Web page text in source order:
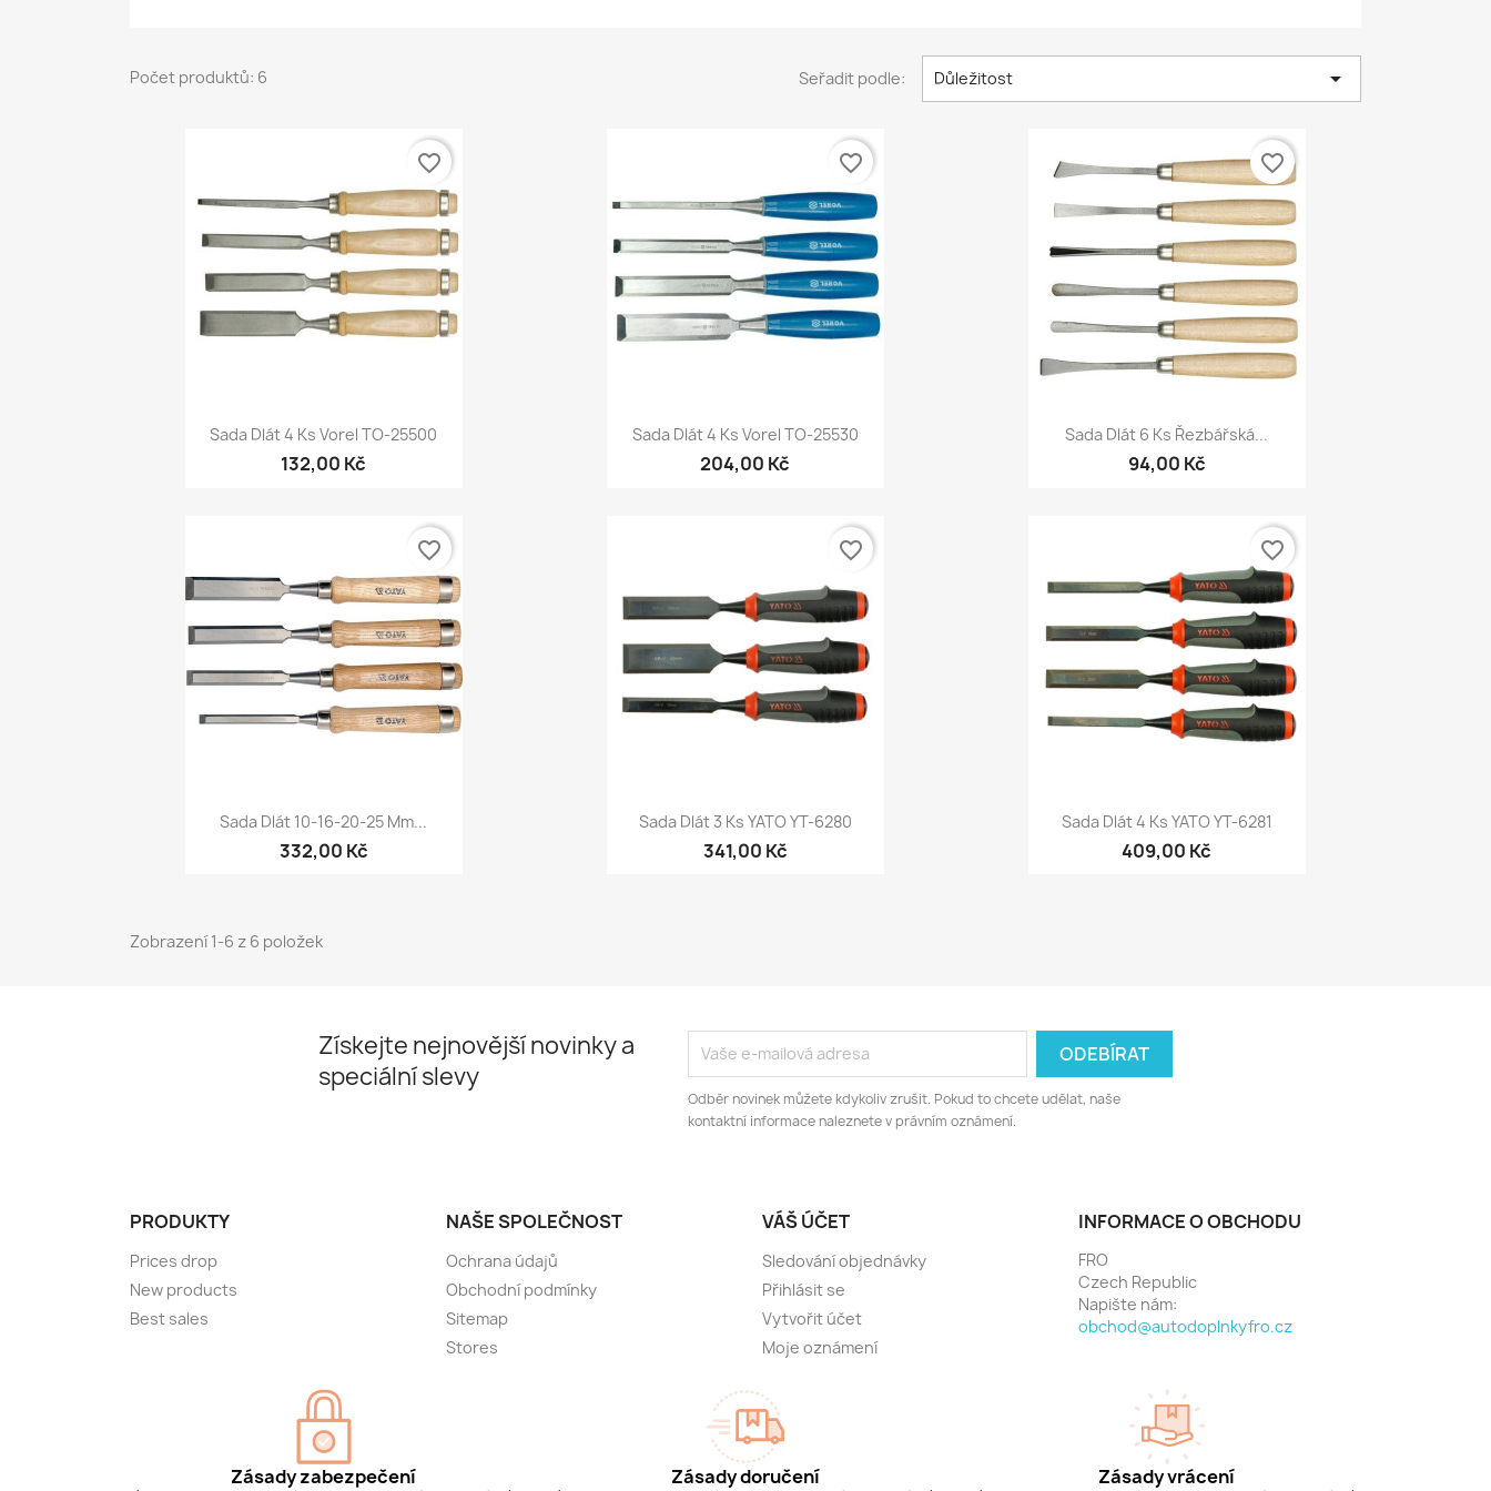
Počet produktů: 6 Seřadit podle: Důležitost 
Rychlý náhled
Sada Dlát 4 Ks Vorel TO-25500
132,00 Kč
favorite_border
Rychlý náhled
Sada Dlát 4 Ks Vorel TO-25530
204,00 Kč
favorite_border
Rychlý náhled
Sada Dlát 6 Ks Řezbářská...
94,00 Kč
favorite_border
Rychlý náhled
Sada Dlát 10-16-20-25 Mm...
332,00 Kč
favorite_border
Rychlý náhled
Sada Dlát 3 Ks YATO YT-6280
341,00 Kč
favorite_border
Rychlý náhled
Sada Dlát 4 Ks YATO YT-6281
409,00 Kč
favorite_border
Zobrazení 1-6 z 6 položek
Získejte nejnovější novinky a
speciální slevy
Odběr novinek můžete kdykoliv zrušit. Pokud to chcete udělat, naše
kontaktní informace naleznete v právním oznámení.
PRODUKTY
Prices drop
New products
Best sales
NAŠE SPOLEČNOST
Ochrana údajů
Obchodní podmínky
Sitemap
Stores
VÁŠ ÚČET
Sledování objednávky
Přihlásit se
Vytvořit účet
Moje oznámení
INFORMACE O OBCHODU
FRO
Czech Republic
Napište nám:
obchod@autodoplnkyfro.cz
Zásady zabezpečení Zásady doručení Zásady vrácení